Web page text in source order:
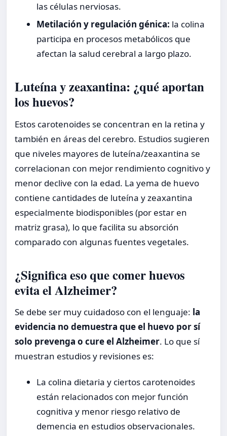
las células nerviosas.
Metilación y regulación génica: la colina
participa en procesos metabólicos que
afectan la salud cerebral a largo plazo.
Luteína y zeaxantina: ¿qué aportan
los huevos?
Estos carotenoides se concentran en la retina y
también en áreas del cerebro. Estudios sugieren
que niveles mayores de luteína/zeaxantina se
correlacionan con mejor rendimiento cognitivo y
menor declive con la edad. La yema de huevo
contiene cantidades de luteína y zeaxantina
especialmente biodisponibles (por estar en
matriz grasa), lo que facilita su absorción
comparado con algunas fuentes vegetales.
¿Significa eso que comer huevos
evita el Alzheimer?
Se debe ser muy cuidadoso con el lenguaje: la
evidencia no demuestra que el huevo por sí
solo prevenga o cure el Alzheimer. Lo que sí
muestran estudios y revisiones es:
La colina dietaria y ciertos carotenoides
están relacionados con mejor función
cognitiva y menor riesgo relativo de
demencia en estudios observacionales.